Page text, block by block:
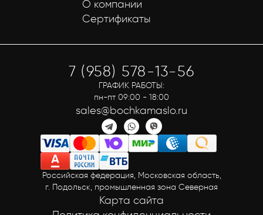
О компании
Сертификаты
Российская федерация, Московская область,
г. Подольск, промышленная зона Северная
Карта сайта
7 (958) 578-13-56
ГРАФИК РАБОТЫ:
пн-пт 09:00 - 18:00
sales@bochkamaslo.ru